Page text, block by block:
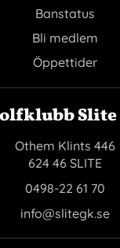
Banstatus
Bli medlem
Öppettider
Slite
Othem Klints 446
624 46 SLITE
0498-22 61 70
info@slitegk.se